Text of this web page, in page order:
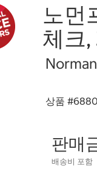
노먼
체크,
상품 #
판매
배송비 포함